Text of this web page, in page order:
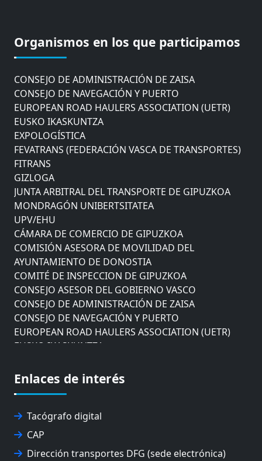
Organismos en los que participamos
COMITÉ DE INSPECCION DE GIPUZKOA
CONSEJO ASESOR DEL GOBIERNO VASCO
CONSEJO DE NAVEGACIÓN Y PUERTO
EUROPEAN ROAD HAULERS ASSOCIATION (UETR)
EUSKO IKASKUNTZA
EXPOLOGÍSTICA
FEVATRANS (FEDERACIÓN VASCA DE TRANSPORTES)
FITRANS
GIZLOGA
JUNTA ARBITRAL DEL TRANSPORTE DE GIPUZKOA
MONDRAGÓN UNIBERTSITATEA
UPV/EHU
CÁMARA DE COMERCIO DE GIPUZKOA
COMISIÓN ASESORA DE MOVILIDAD DEL
AYUNTAMIENTO DE DONOSTIA
COMITÉ DE INSPECCION DE GIPUZKOA
CONSEJO ASESOR DEL GOBIERNO VASCO
CONSEJO DE ADMINISTRACIÓN DE ZAISA
CONSEJO DE NAVEGACIÓN Y PUERTO
EUROPEAN ROAD HAULERS ASSOCIATION (UETR)
EUSKO IKASKUNTZA
FITRANS
MONDRAGÓN UNIBERTSITATEA
UPV/EHU
Enlaces de interés
Tacógrafo digital
CAP
Dirección transportes DFG (sede electrónica)